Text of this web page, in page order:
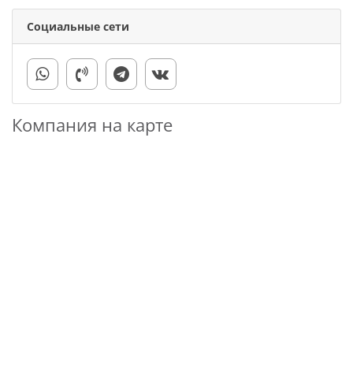
Социальные сети
Компания на карте